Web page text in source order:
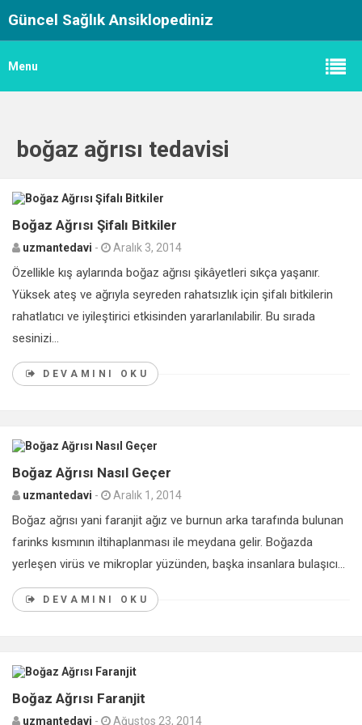
Güncel Sağlık Ansiklopediniz
Menu
boğaz ağrısı tedavisi
Boğaz Ağrısı Şifalı Bitkiler
uzmantedavi - Aralık 3, 2014
Özellikle kış aylarında boğaz ağrısı şikâyetleri sıkça yaşanır.
Yüksek ateş ve ağrıyla seyreden rahatsızlık için şifalı bitkilerin
rahatlatıcı ve iyileştirici etkisinden yararlanılabilir. Bu sırada
sesinizi...
DEVAMINI OKU
Boğaz Ağrısı Nasıl Geçer
uzmantedavi - Aralık 1, 2014
Boğaz ağrısı yani faranjit ağız ve burnun arka tarafında bulunan
farinks kısmının iltihaplanması ile meydana gelir. Boğazda
yerleşen virüs ve mikroplar yüzünden, başka insanlara bulaşıcı...
DEVAMINI OKU
Boğaz Ağrısı Faranjit
uzmantedavi - Ağustos 23, 2014